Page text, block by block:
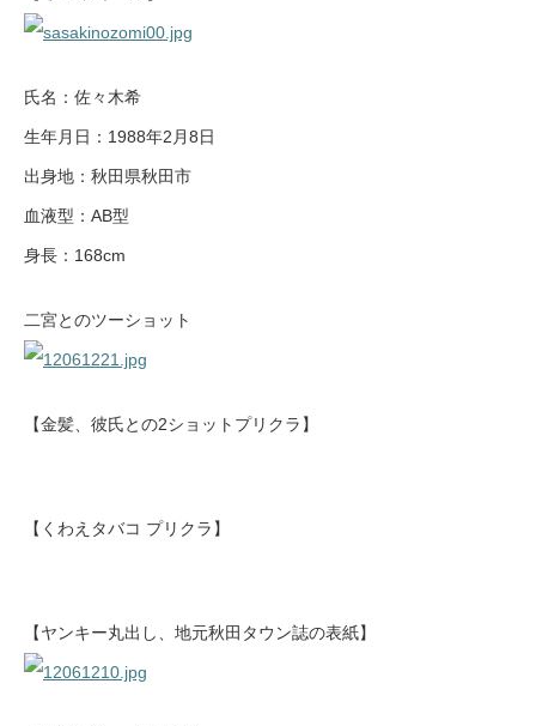
氏名：佐々木希
生年月日：1988年2月8日
出身地：秋田県秋田市
血液型：AB型
身長：168cm
二宮とのツーショット
【金髪、彼氏との2ショットプリクラ】
【くわえタバコ プリクラ】
【ヤンキー丸出し、地元秋田タウン誌の表紙】